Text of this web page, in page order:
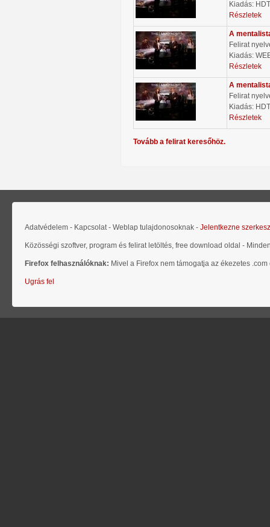
Kiadás:
Részletek
A
Felirat
Kiadás:
Részletek
A
Felirat
Kiadás:
Részletek
Tovább a felirat keresőhöz.
Adatvédelem - Kapcsolat - Weblap tulajdonosoknak - Jelentkezne
Közösségi szoftver, program és felirat letöltés, free download oldal -
Firefox felhasználóknak: Mivel a Firefox nem támogatja az ékezetes
Ugrás fel